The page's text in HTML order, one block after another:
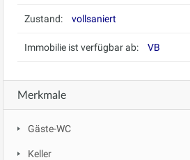
Zustand: vollsaniert
Immobilie ist verfügbar ab: VB
Merkmale
Gäste-WC
Keller